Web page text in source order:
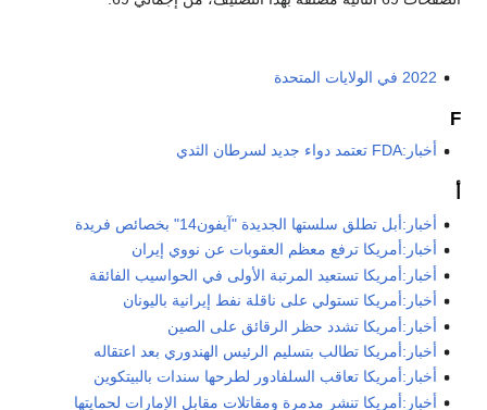
2022 في الولايات المتحدة
F
أخبار:FDA تعتمد دواء جديد لسرطان الثدي
أخبار:أبل تطلق سلستها الجديدة "آيفون14" بخصائص فريدة
أخبار:أمريكا ترفع معظم العقوبات عن نووي إيران
أخبار:أمريكا تستعيد المرتبة الأولى في الحواسيب الفائقة
أخبار:أمريكا تستولي على ناقلة نفط إيرانية باليونان
أخبار:أمريكا تشدد حظر الرقائق على الصين
أخبار:أمريكا تطالب بتسليم الرئيس الهندوري بعد اعتقاله
أخبار:أمريكا تعاقب السلفادور لطرحها سندات بالبيتكوين
أخبار:أمريكا تنشر مدمرة ومقاتلات مقابل الإمارات لحمايتها